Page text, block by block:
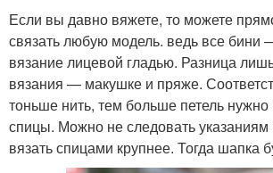
Если вы давно вяжете, то можете
связать любую модель. ведь все бини
вязание лицевой гладью. Разница
вязания — макушке и пряже.
тоньше нить, тем больше петель нужно
спицы. Можно не следовать указаниям
вязать спицами крупнее. Тогда шапка